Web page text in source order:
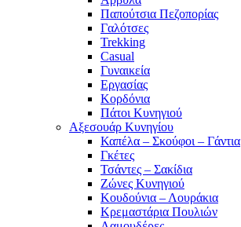
Παπούτσια Πεζοπορίας
Γαλότσες
Trekking
Casual
Γυναικεία
Εργασίας
Κορδόνια
Πάτοι Κυνηγιού
Αξεσουάρ Κυνηγίου
Καπέλα – Σκούφοι – Γάντια
Γκέτες
Τσάντες – Σακίδια
Ζώνες Κυνηγιού
Κουδούνια – Λουράκια
Κρεμαστάρια Πουλιών